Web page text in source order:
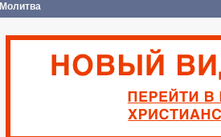
Молитва